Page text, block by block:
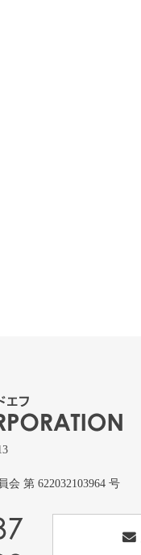
第 622032103964 号